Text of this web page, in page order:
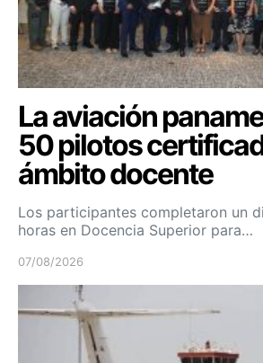
La aviación
50 pilotos
ámbito docente
Los participantes completaron un
horas en Docencia Superior para…
07/08/2026